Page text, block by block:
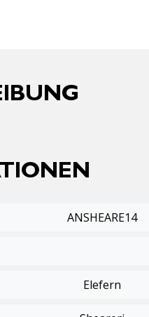
ANSHEARE14
Elefern